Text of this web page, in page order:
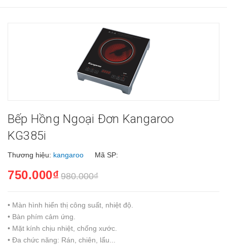
Bếp Hồng Ngoại Đơn Kangaroo
KG385i
Thương hiệu: kangaroo Mã SP:
750.000₫ 980.000₫
• Màn hình hiển thị công suất, nhiệt độ.
• Bàn phím cảm ứng.
• Mặt kính chịu nhiệt, chống xước.
• Đa chức năng: Rán, chiên, lẩu...